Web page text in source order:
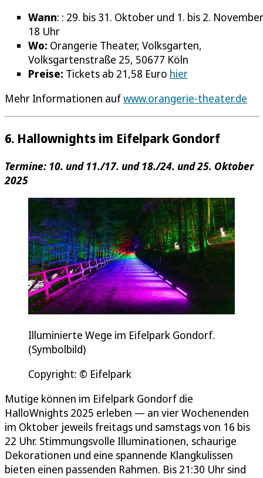
Wann: : 29. bis 31. Oktober und 1. bis 2.
18 Uhr
Wo: Orangerie Theater, Volksgarten,
Volksgartenstraße 25, 50677 Köln
Preise: Tickets ab 21,58 Euro hier
Mehr Informationen aufwww.orangerie-theater.de
6. Hallownights im Eifelpark Gondorf
Termine: 10. und 11./17. und 18./24. und 25. Oktober
2025
Illuminierte Wege im Eifelpark Gondorf.
(Symbolbild)
Copyright: © Eifelpark
Mutige können im Eifelpark Gondorf die
HalloWnights 2025 erleben — an vier Wochenenden
im Oktober jeweils freitags und samstags von 16 bis
22 Uhr. Stimmungsvolle Illuminationen, schaurige
Dekorationen und eine spannende Klangkulissen
bieten einen passenden Rahmen. Bis 21:30 Uhr sind